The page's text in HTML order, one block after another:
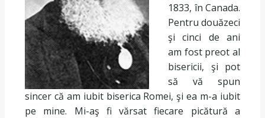
1833, în Canada.
Pentru douăzeci
şi cinci de ani
am fost preot al
bisericii, şi pot
să vă spun
sincer că am iubit biserica Romei, şi ea m-a iubit
pe mine. Mi-aş fi vărsat fiecare picătură a